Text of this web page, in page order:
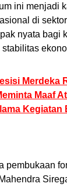
ini menjadi
di
nyata bagi
Merdeka
Maaf
Kegiatan
pembukaan